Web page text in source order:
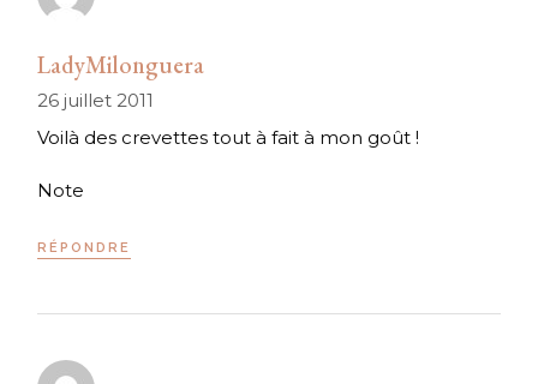
LadyMilonguera
26 juillet 2011
Voilà des crevettes tout à fait à mon goût !
Note
RÉPONDRE